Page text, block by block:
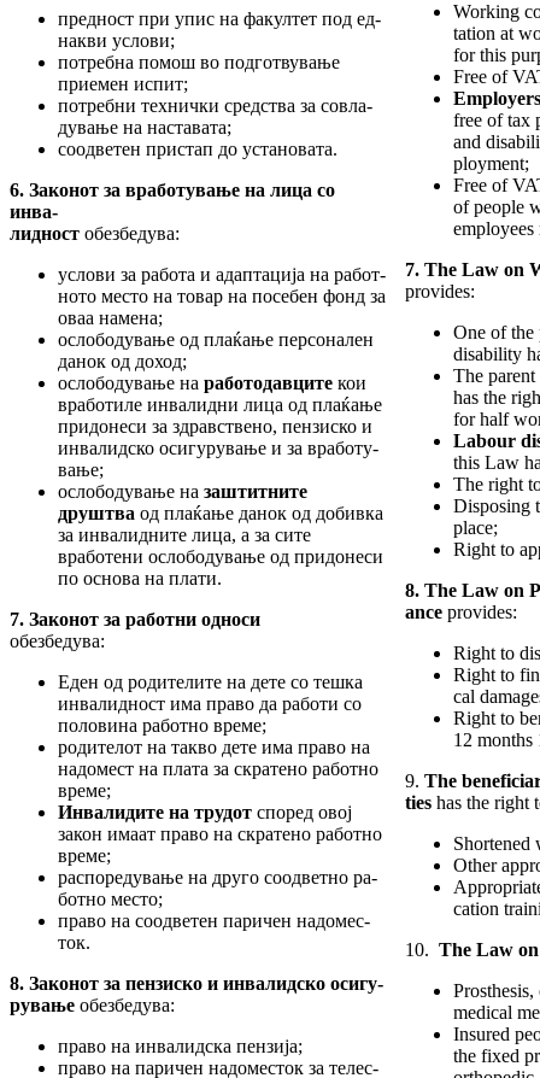
предност при упис на факултет под ед­
нак­ви услови;
потребна помош во подготвување
прие­мен испит;
потребни технички средства за совла­
ду­вање на наставата;
соодветен пристап до установата.
6. Законот за вработување на лица со
инва­-
лидност обезбедува:
услови за работа и адаптација на ра­бот­
ното место на товар на посебен фонд за
оваа намена;
ослободување од плаќање персонален
данок од доход;
ослободување на работодавците кои
вра­ботиле инвалидни лица од плаќање
при­до­неси за здравствено, пензиско и
ин­ва­лидско осигурување и за вработу­
ва­ње;
ослободување на заштитните
друштва од плаќање данок од добивка
за инва­лид­­ните лица, а за сите
вработени осло­бо­дување од придонеси
по основа на пла­ти.
7. Законот за работни односи
обезбедува:
Еден од родителите на дете со тешка
инвалидност има право да работи со
поло­ви­на работно време;
родителот на такво дете има право на
надомест на плата за скратено работно
време;
Инвалидите на трудот според овој
закон имаат право на скратено работно
време;
распоредување на друго соодветно ра­
бот­но место;
право на соодветен паричен надо­мес­
ток.
8. Законот за пензиско и инвалидско оси­гу­
ру­вање обезбедува:
право на инвалидска пензија;
право на паричен надоместок за телес­
Working
tation at
for this
Free of
Employers
free of tax
and
ployment;
Free of
of people
employees
7. The Law on
provides:
One of the
disability
The
has the
for half
Labour
this Law
The right
Disposing
place;
Right to
8. The Law on
ance provides:
Right to
Right to
cal
Right to
12 months
9. The
ties has the right
Shortened
Other
ca­tion
10. The Law
medical
Insured
the fixed